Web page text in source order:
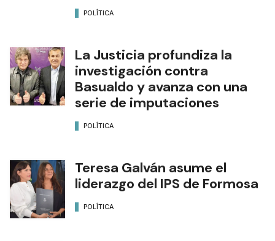
POLÍTICA
La Justicia profundiza la
investigación contra
Basualdo y avanza con una
serie de imputaciones
POLÍTICA
Teresa Galván asume el
liderazgo del IPS de Formosa
POLÍTICA